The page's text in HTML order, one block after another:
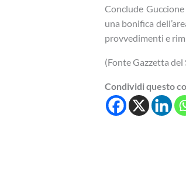
Conclude
una bonifica
provvedimenti e
(Fonte Gazzetta del
Condividi questo